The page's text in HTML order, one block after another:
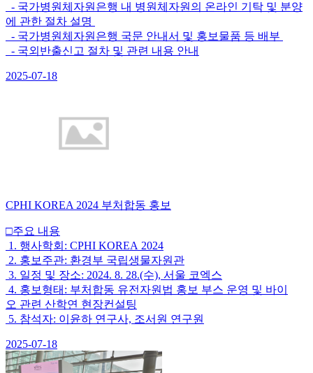
- 국가병원체자원은행 내 병원체자원의 온라인 기탁 및 분양
에 관한 절차 설명
- 국가병원체자원은행 국문 안내서 및 홍보물품 등 배부
- 국외반출신고 절차 및 관련 내용 안내
2025-07-18
CPHI KOREA 2024 부처합동 홍보
□주요 내용
1. 행사학회: CPHI KOREA 2024
2. 홍보주관: 환경부 국립생물자원관
3. 일정 및 장소: 2024. 8. 28.(수), 서울 코엑스
4. 홍보형태: 부처합동 유전자원법 홍보 부스 운영 및 바이
오 관련 산학연 현장컨설팅
5. 참석자: 이윤하 연구사, 조서원 연구원
2025-07-18